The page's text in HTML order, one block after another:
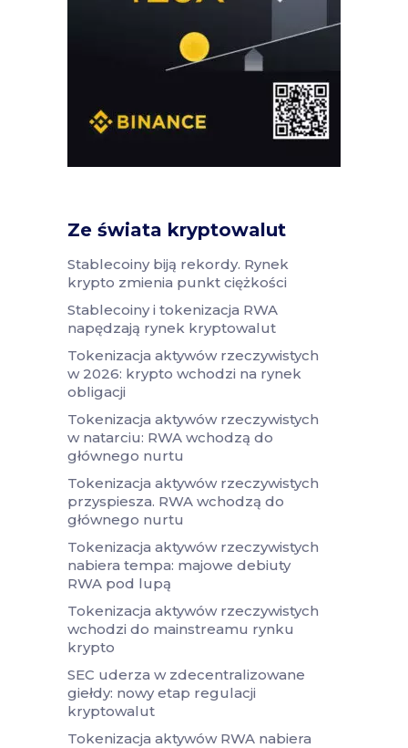
Ze świata kryptowalut
Stablecoiny biją rekordy. Rynek
krypto zmienia punkt ciężkości
Stablecoiny i tokenizacja RWA
napędzają rynek kryptowalut
Tokenizacja aktywów rzeczywistych
w 2026: krypto wchodzi na rynek
obligacji
Tokenizacja aktywów rzeczywistych
w natarciu: RWA wchodzą do
głównego nurtu
Tokenizacja aktywów rzeczywistych
przyspiesza. RWA wchodzą do
głównego nurtu
Tokenizacja aktywów rzeczywistych
nabiera tempa: majowe debiuty
RWA pod lupą
Tokenizacja aktywów rzeczywistych
wchodzi do mainstreamu rynku
krypto
SEC uderza w zdecentralizowane
giełdy: nowy etap regulacji
kryptowalut
Tokenizacja aktywów RWA nabiera